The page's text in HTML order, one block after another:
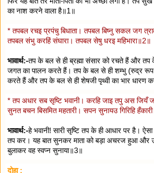
का नाश करने वाला है॥1॥
* तपबल रचइ प्रपंचु बिधाता। तपबल बिष्नु सकल जग
तपबल संभु करहिं संघारा। तपबल सेषु धरइ महिभारा॥2॥
भावार्थ:-तप के बल से ही ब्रह्मा संसार को रचते हैं और तप
जगत का पालन करते हैं। तप के बल से ही शम्भु (रुद्र
करते हैं और तप के बल से ही शेषजी पृथ्वी का भार धारण
* तप अधार सब सृष्टि भवानी। करहि जाइ तपु अस जियँ
सुनत बचन बिसमित महतारी। सपन सुनायउ गिरिहि
भावार्थ:-हे भवानी! सारी सृष्टि तप के ही आधार पर है।
तप कर। यह बात सुनकर माता को बड़ा अचरज हुआ और
बुलाकर वह स्वप्न सुनाया॥3॥
दोहा :